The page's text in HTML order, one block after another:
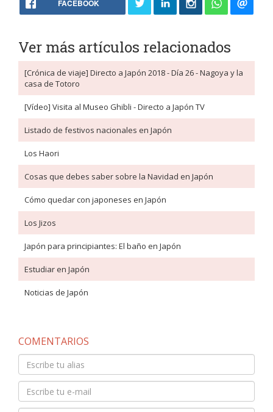
FACEBOOK
Ver más artículos relacionados
[Crónica de viaje] Directo a Japón 2018 - Día 26 - Nagoya y la
casa de Totoro
[Vídeo] Visita al Museo Ghibli - Directo a Japón TV
Listado de festivos nacionales en Japón
Los Haori
Cosas que debes saber sobre la Navidad en Japón
Cómo quedar con japoneses en Japón
Los Jizos
Japón para principiantes: El baño en Japón
Estudiar en Japón
Noticias de Japón
COMENTARIOS